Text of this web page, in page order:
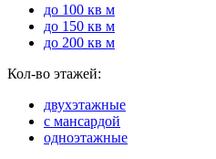
до 100 кв м
до 150 кв м
до 200 кв м
Кол-во этажей:
двухэтажные
с мансардой
одноэтажные